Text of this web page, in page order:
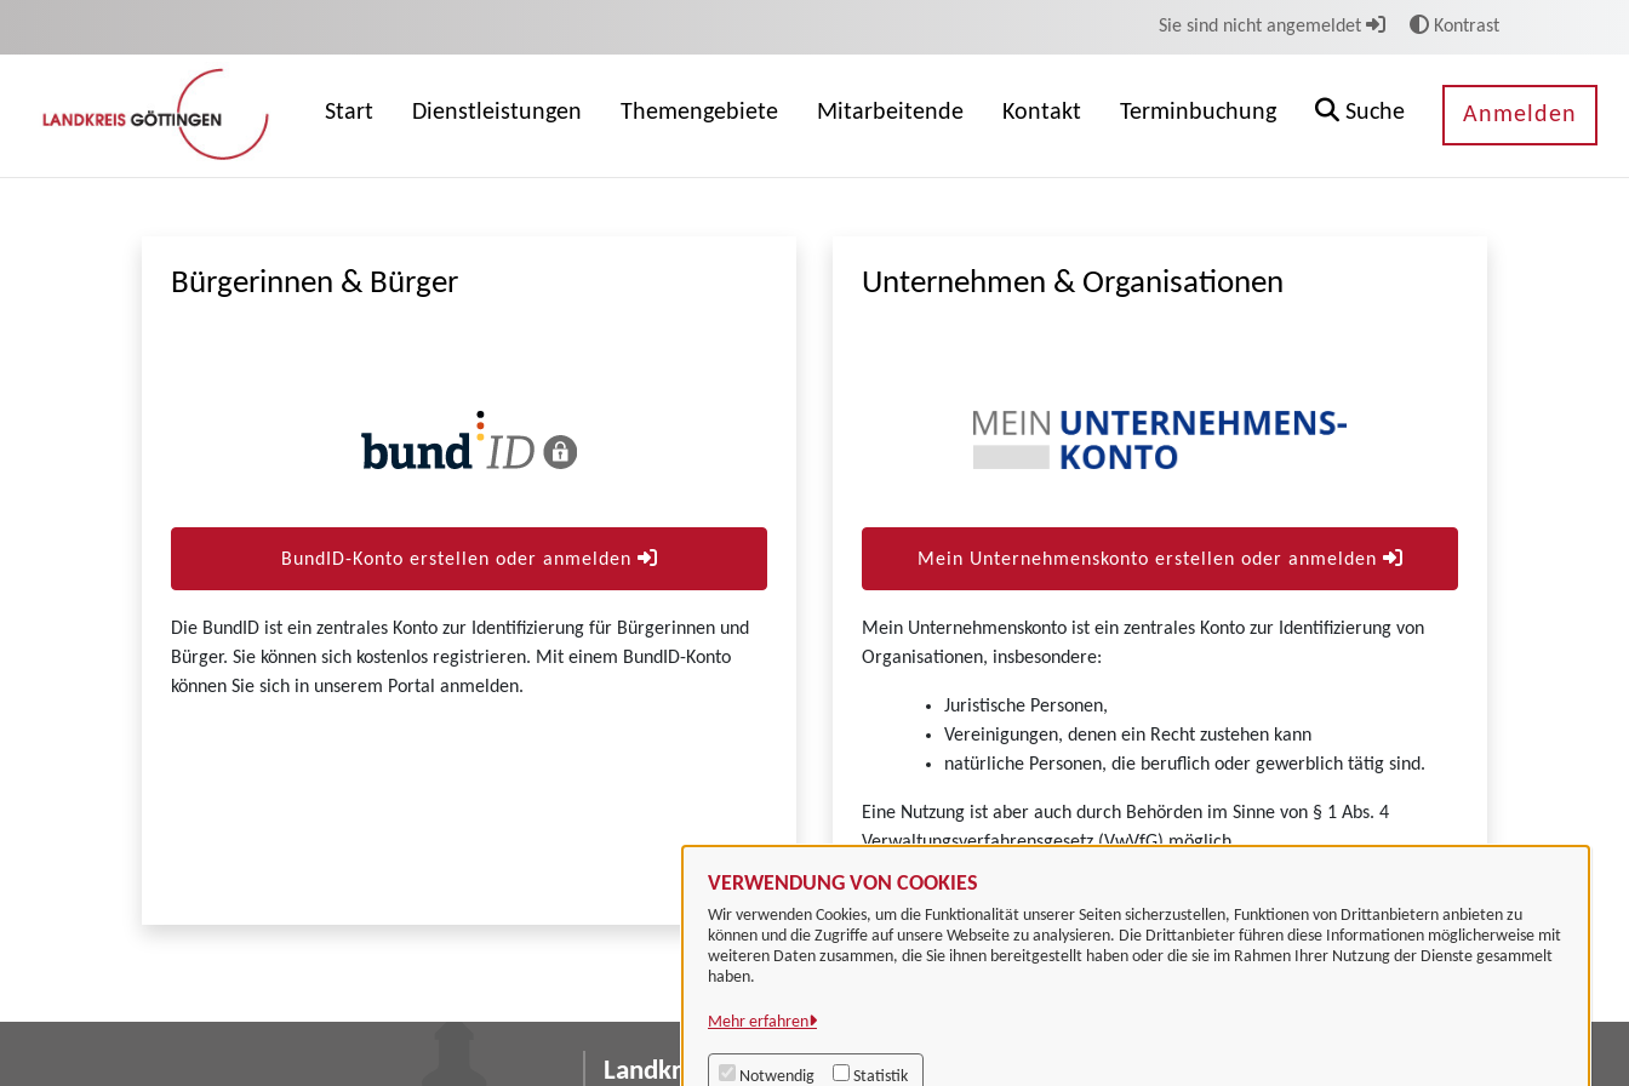
VERWENDUNG VON COOKIES
Wir verwenden Cookies, um die Funktionalität unserer Seiten sicherzustellen, Funktionen von Drittanbietern anbieten zu
können und die Zugriffe auf unsere Webseite zu analysieren. Die Drittanbieter führen diese Informationen möglicherweise mit
weiteren Daten zusammen, die Sie ihnen bereitgestellt haben oder die sie im Rahmen Ihrer Nutzung der Dienste gesammelt
haben.
Mehr erfahren
Notwendig Statistik
Sie sind nicht angemeldet Kontrast
Start Dienstleistungen Themengebiete Mitarbeitende Kontakt Terminbuchung Suche Anmelden
Bürgerinnen & Bürger
BundID-Konto erstellen oder anmelden
Die BundID ist ein zentrales Konto zur Identifizierung für Bürgerinnen und
Bürger. Sie können sich kostenlos registrieren. Mit einem BundID-Konto
können Sie sich in unserem Portal anmelden.
Unternehmen & Organisationen
Mein Unternehmenskonto erstellen oder anmelden
Mein Unternehmenskonto ist ein zentrales Konto zur Identifizierung von
Organisationen, insbesondere:
Juristische Personen,
Vereinigungen, denen ein Recht zustehen kann
natürliche Personen, die beruflich oder gewerblich tätig sind.
Eine Nutzung ist aber auch durch Behörden im Sinne von § 1 Abs. 4
Verwaltungsverfahrensgesetz (VwVfG) möglich.
Landkreis Göttingen